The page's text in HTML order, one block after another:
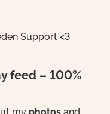
Support <3
feed – 100%